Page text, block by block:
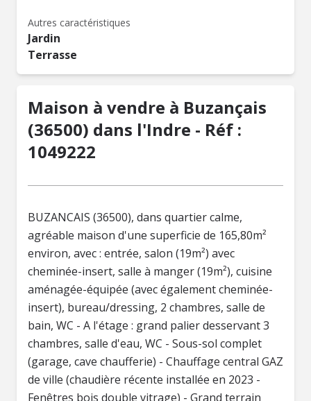
Autres caractéristiques
Jardin
Terrasse
Maison à vendre à Buzançais
(36500) dans l'Indre - Réf :
1049222
BUZANCAIS (36500), dans quartier calme,
agréable maison d'une superficie de 165,80m²
environ, avec : entrée, salon (19m²) avec
cheminée-insert, salle à manger (19m²), cuisine
aménagée-équipée (avec également cheminée-
insert), bureau/dressing, 2 chambres, salle de
bain, WC - A l'étage : grand palier desservant 3
chambres, salle d'eau, WC - Sous-sol complet
(garage, cave chaufferie) - Chauffage central GAZ
de ville (chaudière récente installée en 2023 -
Fenêtres bois double vitrage) - Grand terrain